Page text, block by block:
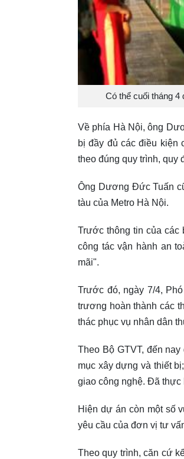
Có thể cuối tháng
Về phía Hà Nội, ông
bị đầy đủ các điều kiện
theo đúng quy trình, quy
Ông Dương Đức Tuấn
tàu của Metro Hà Nội.
Trước thông tin của
công tác vận hành an
mãi".
Trước đó, ngày 7/4,
trương hoàn thành các
thác phục vụ nhân dân
Theo Bộ GTVT, đến
mục xây dựng và thiết
giao công nghệ. Đã thực
Hiện dự án còn một số
yêu cầu của đơn vị tư
Theo quy trình, căn cứ